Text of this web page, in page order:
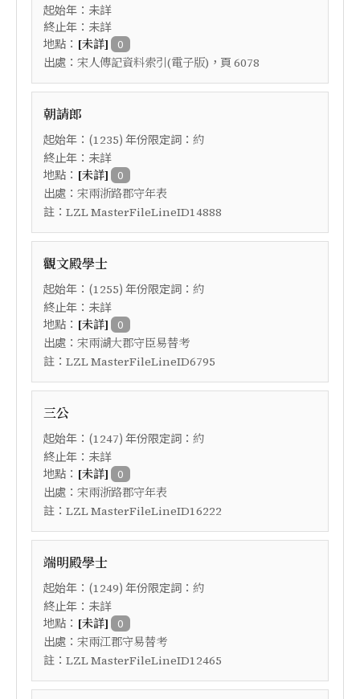
起始年：未詳
終止年：未詳
地點： [未詳] 0
出處： 宋人傳記資料索引(電子版) ，頁 6078
朝請郎
起始年：(1235) 年份限定詞： 約
終止年：未詳
地點： [未詳] 0
出處： 宋兩浙路郡守年表
註： LZL MasterFileLineID14888
觀文殿學士
起始年：(1255) 年份限定詞： 約
終止年：未詳
地點： [未詳] 0
出處： 宋兩湖大郡守臣易替考
註： LZL MasterFileLineID6795
三公
起始年：(1247) 年份限定詞： 約
終止年：未詳
地點： [未詳] 0
出處： 宋兩浙路郡守年表
註： LZL MasterFileLineID16222
端明殿學士
起始年：(1249) 年份限定詞： 約
終止年：未詳
地點： [未詳] 0
出處： 宋兩江郡守易替考
註： LZL MasterFileLineID12465